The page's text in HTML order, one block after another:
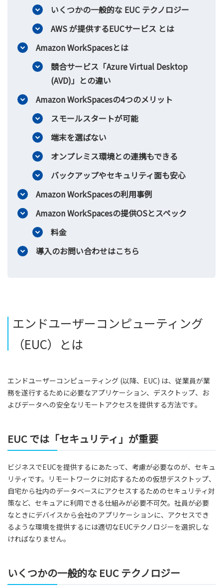
いくつかの一般的な EUC テクノロジー
AWS が提供するEUCサービス とは
Amazon WorkSpacesとは
競合サービス「Azure Virtual Desktop
(AVD)」との違い
Amazon WorkSpacesの4つのメリット
スモールスタートが可能
端末を選ばない
オンプレミス環境との連携もできる
バックアップやセキュリティ面も安心
Amazon WorkSpacesの利用事例
Amazon WorkSpacesの提供OSとスペック
料金
導入のお問い合わせはこちら
エンドユーザーコンピューティング
（EUC）とは
エンドユーザーコンピューティング (以降、EUC) は、従業員が業
務を遂行するために必要なアプリケーション、デスクトップ、お
よびデータへの安全なリモートアクセスを提供する方法です。
EUC では「セキュリティ」が重要
ビジネスでEUCを提供するにあたって、考慮が必要なのが、セキュ
リティです。リモートワークに対応するための仮想デスクトップ、
自宅から社内のデータベースにアクセスするためのセキュリティ対
策など、セキュアに利用できる仕組みが必要不可欠。社員が必要
なときにデバイスから会社のアプリケーションに、アクセスでき
るような環境を提供するには適切なEUCテクノロジーを選択しな
ければなりません。
いくつかの一般的な EUC テクノロジー